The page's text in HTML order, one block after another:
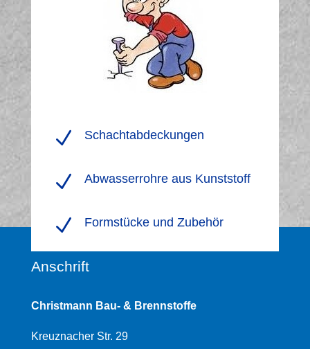
N Schachtabdeckungen
N Abwasserrohre aus Kunststoff
N Formstücke und Zubehör
Anschrift
Christmann Bau- & Brennstoffe
Kreuznacher Str. 29